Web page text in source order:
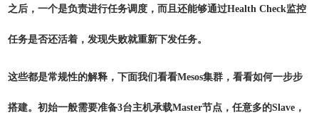
之后，一个是负责进行任务调度，而且还能够通过Health Check监控
任务是否还活着，发现失败就重新下发任务。
这些都是常规性的解释，下面我们看看Mesos集群，看看如何一步步
搭建。初始一般需要准备3台主机承载Master节点，任意多的Slave，